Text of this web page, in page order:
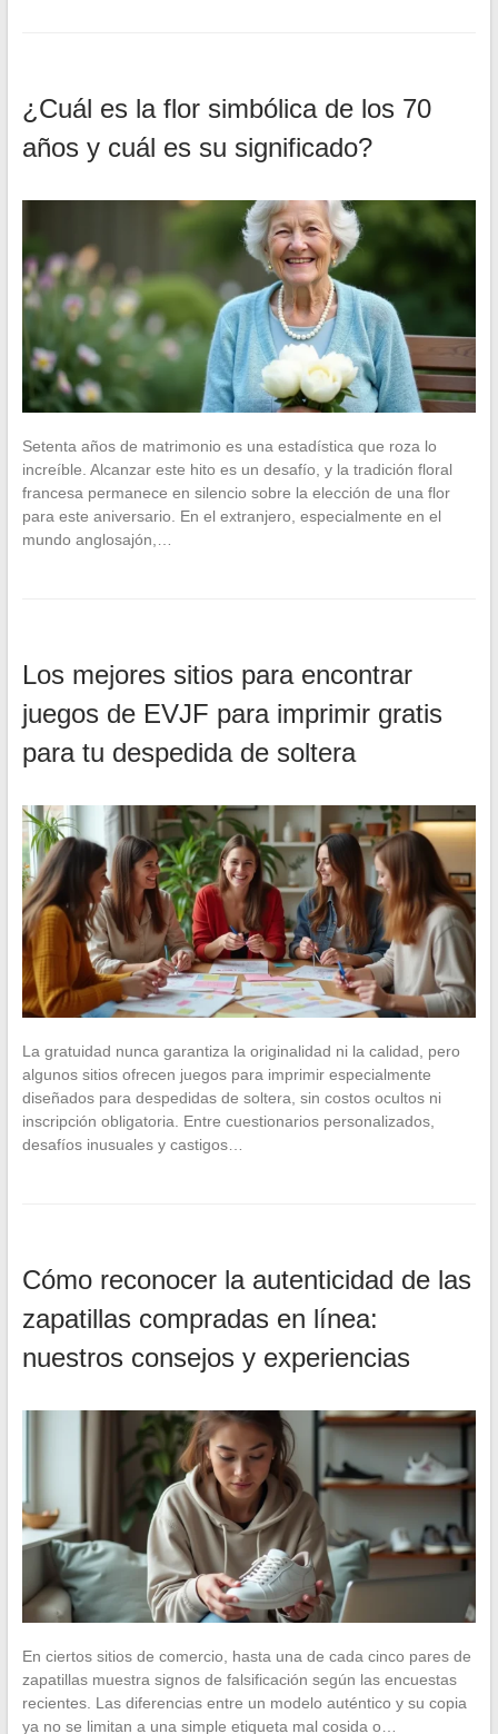
¿Cuál es la flor simbólica de los 70
años y cuál es su significado?
Setenta años de matrimonio es una estadística que roza lo
increíble. Alcanzar este hito es un desafío, y la tradición floral
francesa permanece en silencio sobre la elección de una flor
para este aniversario. En el extranjero, especialmente en el
mundo anglosajón,…
Los mejores sitios para encontrar
juegos de EVJF para imprimir gratis
para tu despedida de soltera
La gratuidad nunca garantiza la originalidad ni la calidad, pero
algunos sitios ofrecen juegos para imprimir especialmente
diseñados para despedidas de soltera, sin costos ocultos ni
inscripción obligatoria. Entre cuestionarios personalizados,
desafíos inusuales y castigos…
Cómo reconocer la autenticidad de las
zapatillas compradas en línea:
nuestros consejos y experiencias
En ciertos sitios de comercio, hasta una de cada cinco pares de
zapatillas muestra signos de falsificación según las encuestas
recientes. Las diferencias entre un modelo auténtico y su copia
ya no se limitan a una simple etiqueta mal cosida o…